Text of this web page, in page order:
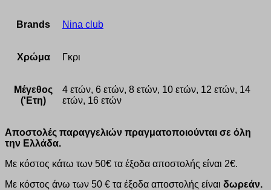
Brands Nina club
Χρώμα Γκρι
Μέγεθος
('Ετη)
4 ετών, 6 ετών, 8 ετών, 10 ετών, 12 ετών, 14
ετών, 16 ετών
Αποστολές παραγγελιών πραγματοποιούνται σε όλη
την Ελλάδα.
Με κόστος κάτω των 50€ τα έξοδα αποστολής είναι 2€.
Με κόστος άνω των 50 € τα έξοδα αποστολής είναι δωρεάν.